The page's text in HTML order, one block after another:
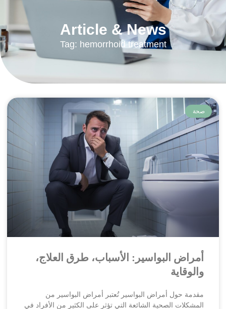
Article & News
Tag: hemorrhoid treatment
صحة
أمراض البواسير: الأسباب، طرق العلاج،
والوقاية
مقدمة حول أمراض البواسير تُعتبر أمراض البواسير من
المشكلات الصحية الشائعة التي تؤثر على الكثير من الأفراد في